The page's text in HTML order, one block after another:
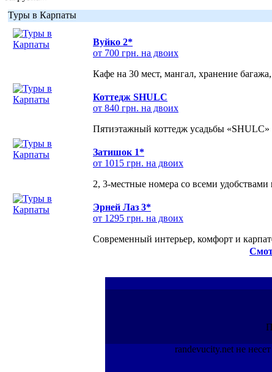
Туры в Карпаты
Вуйко 2*
от 700 грн. на двоих
Кафе на 30 мест, мангал, хранение
Коттедж SHULC
от 840 грн. на двоих
Пятиэтажный коттедж усадьбы «SHULC»
Затишок 1*
от 1015 грн. на двоих
2, 3-местные номера со всеми
Эрней Лаз 3*
от 1295 грн. на двоих
Современный интерьер, комфорт и
randevucity.net не